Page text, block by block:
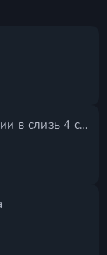
О моем перерождении в слизь 4 сезон